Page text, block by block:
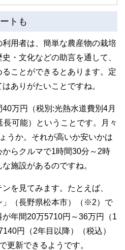
トも
用者は、簡単な農産物の栽培
・文化などの助言を通して、
ことができるとあります。定
ありがたいことですね。
万円（税別:光熱水道費別4月
可能）ということです。月々
うか。それが高いか安いかは
からクルマで1時間30分～2時
施設があるのですね。
を見てみます。たとえば、
」（長野県松本市）（※2）で
年間20万5710円～36万円（1
円（2年目以降）（税込）
更新できるようです。